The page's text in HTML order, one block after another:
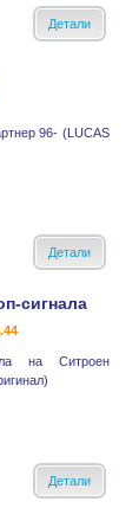
Детали
96- (LUCAS
Детали
сигнала
на Ситроен
Детали